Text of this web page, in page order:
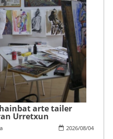
arte tailer
Urretxun
2026/08/04